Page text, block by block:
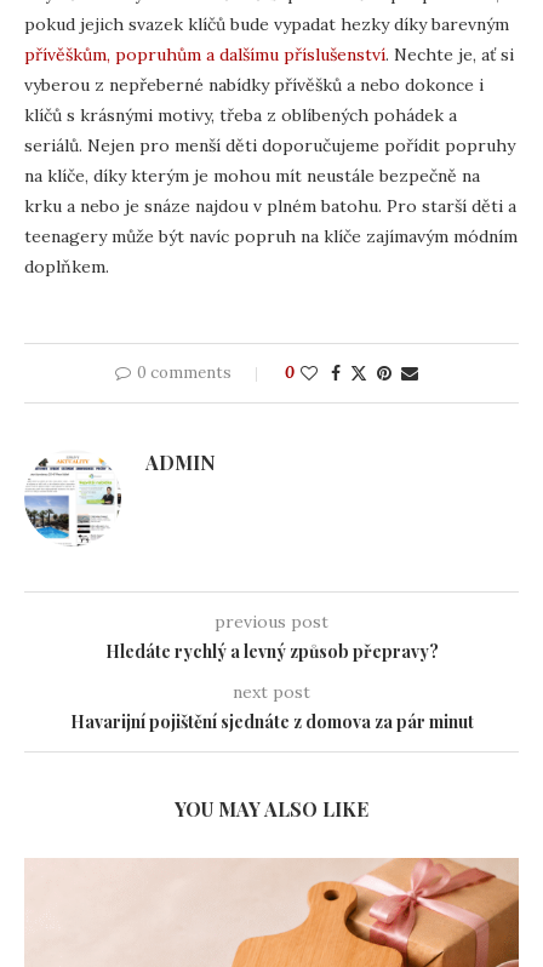
pokud jejich svazek klíčů bude vypadat hezky díky barevným
přívěškům, popruhům a dalšímu příslušenství. Nechte je, ať si
vyberou z nepřeberné nabídky přívěšků a nebo dokonce i
klíčů s krásnými motivy, třeba z oblíbených pohádek a
seriálů. Nejen pro menší děti doporučujeme pořídit popruhy
na klíče, díky kterým je mohou mít neustále bezpečně na
krku a nebo je snáze najdou v plném batohu. Pro starší děti a
teenagery může být navíc popruh na klíče zajímavým módním
doplňkem.
0 comments 0
ADMIN
previous post
Hledáte rychlý a levný způsob přepravy?
next post
Havarijní pojištění sjednáte z domova za pár minut
YOU MAY ALSO LIKE